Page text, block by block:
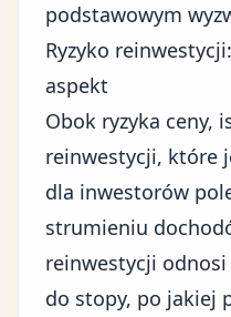
podstawowym
Ryzyko
aspekt
Obok ryzyka ceny,
reinwestycji, które
dla inwestorów
strumieniu
reinwestycji
do stopy, po jakiej